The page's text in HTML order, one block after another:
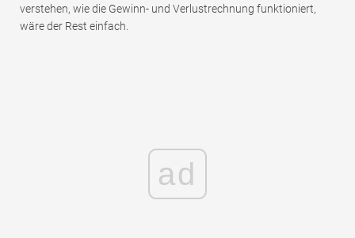
verstehen, wie die Gewinn- und Verlustrechnung funktioniert,
wäre der Rest einfach.
ad